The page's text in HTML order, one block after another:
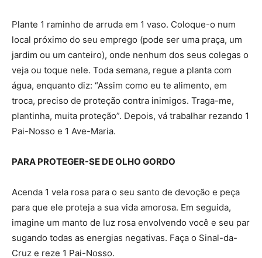
Plante 1 raminho de arruda em 1 vaso. Coloque-o num
local próximo do seu emprego (pode ser uma praça, um
jardim ou um canteiro), onde nenhum dos seus colegas o
veja ou toque nele. Toda semana, regue a planta com
água, enquanto diz: “Assim como eu te alimento, em
troca, preciso de proteção contra inimigos. Traga-me,
plantinha, muita proteção”. Depois, vá trabalhar rezando 1
Pai-Nosso e 1 Ave-Maria.
PARA PROTEGER-SE DE OLHO GORDO
Acenda 1 vela rosa para o seu santo de devoção e peça
para que ele proteja a sua vida amorosa. Em seguida,
imagine um manto de luz rosa envolvendo você e seu par
sugando todas as energias negativas. Faça o Sinal-da-
Cruz e reze 1 Pai-Nosso.